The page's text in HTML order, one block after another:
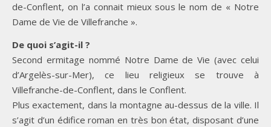
de-Conflent, on l’a connait mieux sous le nom de « Notre
Dame de Vie de Villefranche ».
De quoi s’agit-il ?
Second ermitage nommé Notre Dame de Vie (avec celui
d’Argelès-sur-Mer), ce lieu religieux se trouve à
Villefranche-de-Conflent, dans le Conflent.
Plus exactement, dans la montagne au-dessus de la ville. Il
s’agit d’un édifice roman en très bon état, disposant d’une